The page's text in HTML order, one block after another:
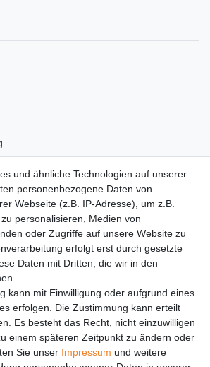
und ähnliche Technologien auf unserer
personenbezogene Daten von
Webseite (z.B. IP-Adresse), um z.B.
personalisieren, Medien von
oder Zugriffe auf unsere Website zu
erfolgt erst durch gesetzte
Daten mit Dritten, die wir in den
kann mit Einwilligung oder aufgrund eines
erfolgen. Die Zustimmung kann erteilt
Es besteht das Recht, nicht einzuwilligen
einem späteren Zeitpunkt zu ändern oder
Sie unser Impressum und weitere